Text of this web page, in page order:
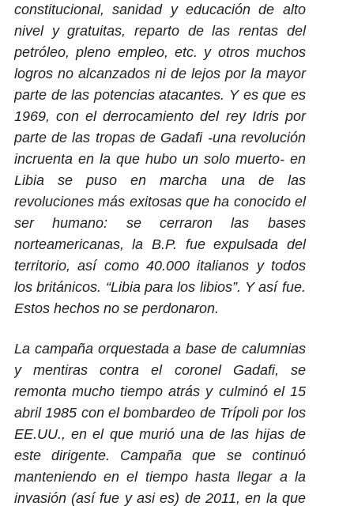
constitucional, sanidad y educación de alto
nivel y gratuitas, reparto de las rentas del
petróleo, pleno empleo, etc. y otros muchos
logros no alcanzados ni de lejos por la mayor
parte de las potencias atacantes. Y es que es
1969, con el derrocamiento del rey Idris por
parte de las tropas de Gadafi -una revolución
incruenta en la que hubo un solo muerto- en
Libia se puso en marcha una de las
revoluciones más exitosas que ha conocido el
ser humano: se cerraron las bases
norteamericanas, la B.P. fue expulsada del
territorio, así como 40.000 italianos y todos
los británicos. “Libia para los libios”. Y así fue.
Estos hechos no se perdonaron.
La campaña orquestada a base de calumnias
y mentiras contra el coronel Gadafi, se
remonta mucho tiempo atrás y culminó el 15
abril 1985 con el bombardeo de Trípoli por los
EE.UU., en el que murió una de las hijas de
este dirigente. Campaña que se continuó
manteniendo en el tiempo hasta llegar a la
invasión (así fue y asi es) de 2011, en la que